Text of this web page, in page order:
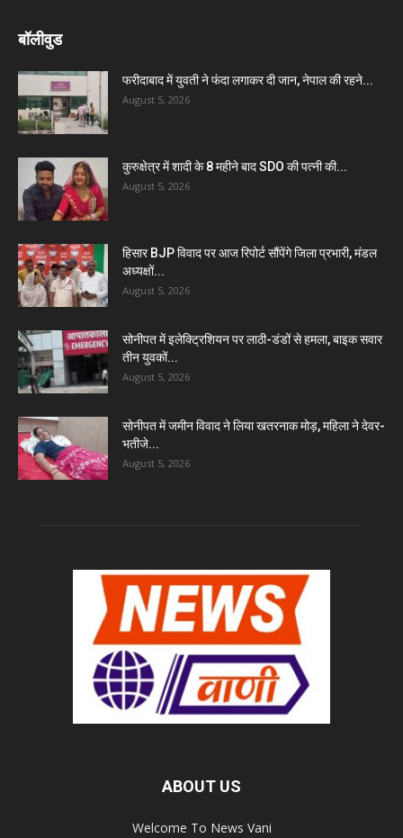
बॉलीवुड
फरीदाबाद में युवती ने फंदा लगाकर दी जान, नेपाल की रहने...
August 5, 2026
कुरुक्षेत्र में शादी के 8 महीने बाद SDO की पत्नी की...
August 5, 2026
हिसार BJP विवाद पर आज रिपोर्ट सौंपेंगे जिला प्रभारी, मंडल
अध्यक्षों...
August 5, 2026
सोनीपत में इलेक्ट्रिशियन पर लाठी-डंडों से हमला, बाइक सवार
तीन युवकों...
August 5, 2026
सोनीपत में जमीन विवाद ने लिया खतरनाक मोड़, महिला ने देवर-
भतीजे...
August 5, 2026
ABOUT US
Welcome To News Vani